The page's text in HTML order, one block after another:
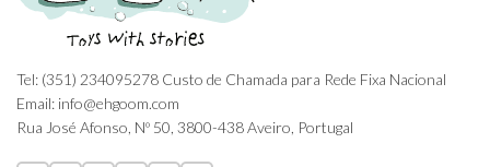
Tel: (351) 234095278 Custo de Chamada para Rede Fixa Nacional
Email: info@ehgoom.com
Rua José Afonso, Nº 50, 3800-438 Aveiro, Portugal